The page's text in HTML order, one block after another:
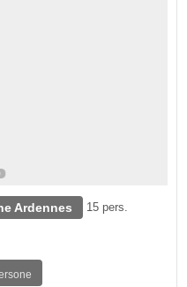
Ardennes 15 pers.